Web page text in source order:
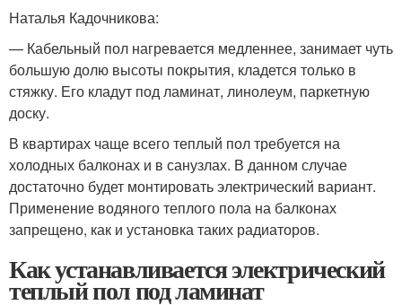
Наталья Кадочникова:
— Кабельный пол нагревается медленнее, занимает чуть
большую долю высоты покрытия, кладется только в
стяжку. Его кладут под ламинат, линолеум, паркетную
доску.
В квартирах чаще всего теплый пол требуется на
холодных балконах и в санузлах. В данном случае
достаточно будет монтировать электрический вариант.
Применение водяного теплого пола на балконах
запрещено, как и установка таких радиаторов.
Как устанавливается электрический
теплый пол под ламинат